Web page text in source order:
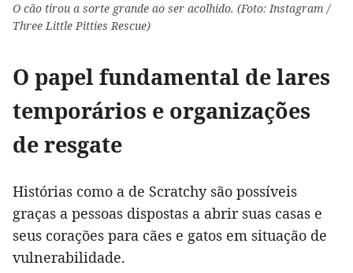
O cão tirou a sorte grande ao ser acolhido. (Foto: Instagram /
Three Little Pitties Rescue)
O papel fundamental de lares
temporários e organizações
de resgate
Histórias como a de Scratchy são possíveis
graças a pessoas dispostas a abrir suas casas e
seus corações para cães e gatos em situação de
vulnerabilidade.